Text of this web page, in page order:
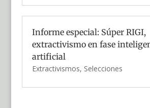
Informe especial: Súper RIGI,
extractivismo en fase
artificial
Extractivismos, Selecciones